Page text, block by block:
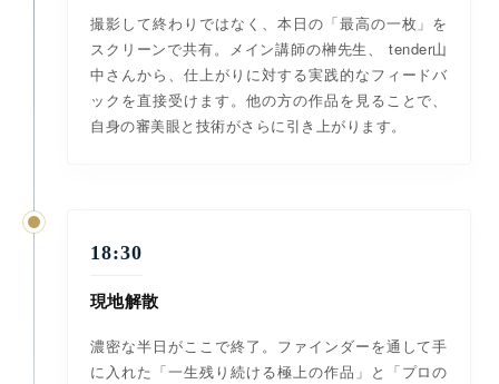
撮影して終わりではなく、本日の「最高の一枚」を
スクリーンで共有。メイン講師の榊先生、 tender山
中さんから、仕上がりに対する実践的なフィードバ
ックを直接受けます。他の方の作品を見ることで、
自身の審美眼と技術がさらに引き上がります。
18:30
現地解散
濃密な半日がここで終了。ファインダーを通して手
に入れた「一生残り続ける極上の作品」と「プロの